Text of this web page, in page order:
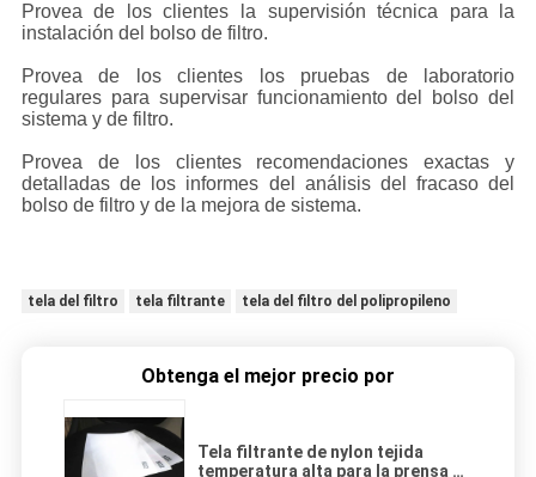
Provea de los clientes la supervisión técnica para la
instalación del bolso de filtro.
Provea de los clientes los pruebas de laboratorio
regulares para supervisar funcionamiento del bolso del
sistema y de filtro.
Provea de los clientes recomendaciones exactas y
detalladas de los informes del análisis del fracaso del
bolso de filtro y de la mejora de sistema.
tela del filtro tela filtrante tela del filtro del polipropileno
Obtenga el mejor precio por
Tela filtrante de nylon tejida
temperatura alta para la prensa de